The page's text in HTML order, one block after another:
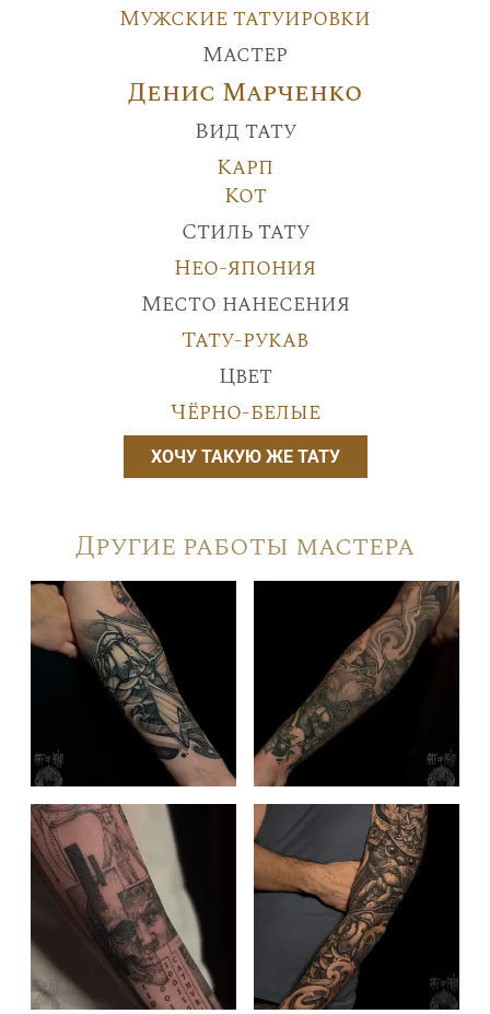
Мужские татуировки
Мастер
Денис Марченко
Вид тату
Карп
Кот
Стиль тату
Нео-япония
Место нанесения
Тату-рукав
Цвет
Чёрно-белые
ХОЧУ ТАКУЮ ЖЕ ТАТУ
Другие работы мастера